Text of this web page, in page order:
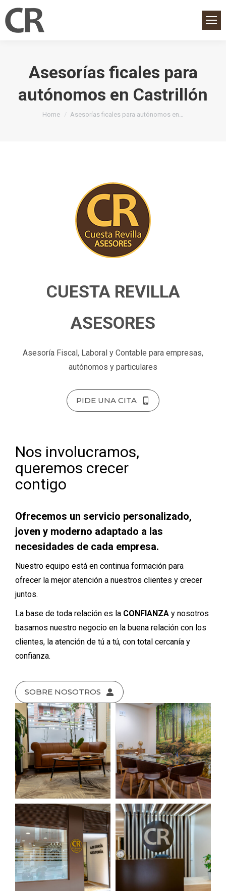
Asesorías ficales para
autónomos en Castrillón
You are here:
Home Asesorías ficales para autónomos en…
CUESTA REVILLA
ASESORES
Asesoría Fiscal, Laboral y Contable para empresas,
autónomos y particulares
PIDE UNA CITA
Nos involucramos,
queremos crecer
contigo
Ofrecemos un servicio personalizado,
joven y moderno adaptado a las
necesidades de cada empresa.
Nuestro equipo está en continua formación para
ofrecer la mejor atención a nuestros clientes y crecer
juntos.
La base de toda relación es la CONFIANZA y nosotros
basamos nuestro negocio en la buena relación con los
clientes, la atención de tú a tú, con total cercanía y
confianza.
SOBRE NOSOTROS